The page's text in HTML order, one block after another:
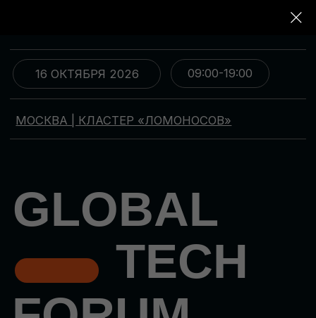
МОСКВА | КЛАСТЕР «ЛОМОНОСОВ»
GLOBAL
TECH
FORUM
Цифровая трансформация
и автоматизация бизнеса
09:00-19:00
16 ОКТЯБРЯ 2026